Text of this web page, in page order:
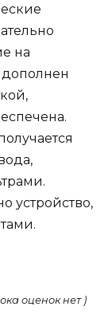
на
дополнен
устройство,
оценок нет )